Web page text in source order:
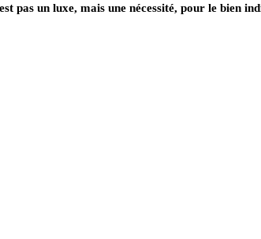
pas un luxe, mais une nécessité, pour le bien